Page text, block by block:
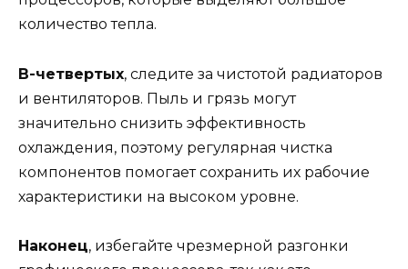
количество тепла.
В-четвертых, следите за чистотой радиаторов
и вентиляторов. Пыль и грязь могут
значительно снизить эффективность
охлаждения, поэтому регулярная чистка
компонентов помогает сохранить их рабочие
характеристики на высоком уровне.
Наконец, избегайте чрезмерной разгонки